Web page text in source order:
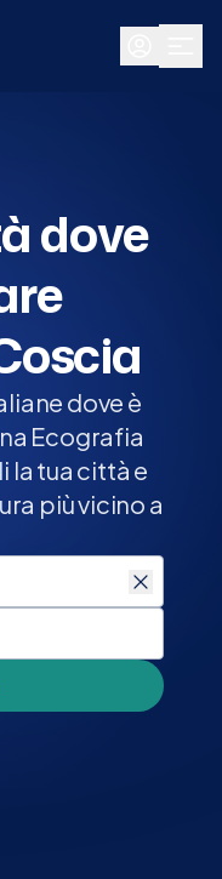
dove
dove è
Ecografia
la tua città e
più vicino a